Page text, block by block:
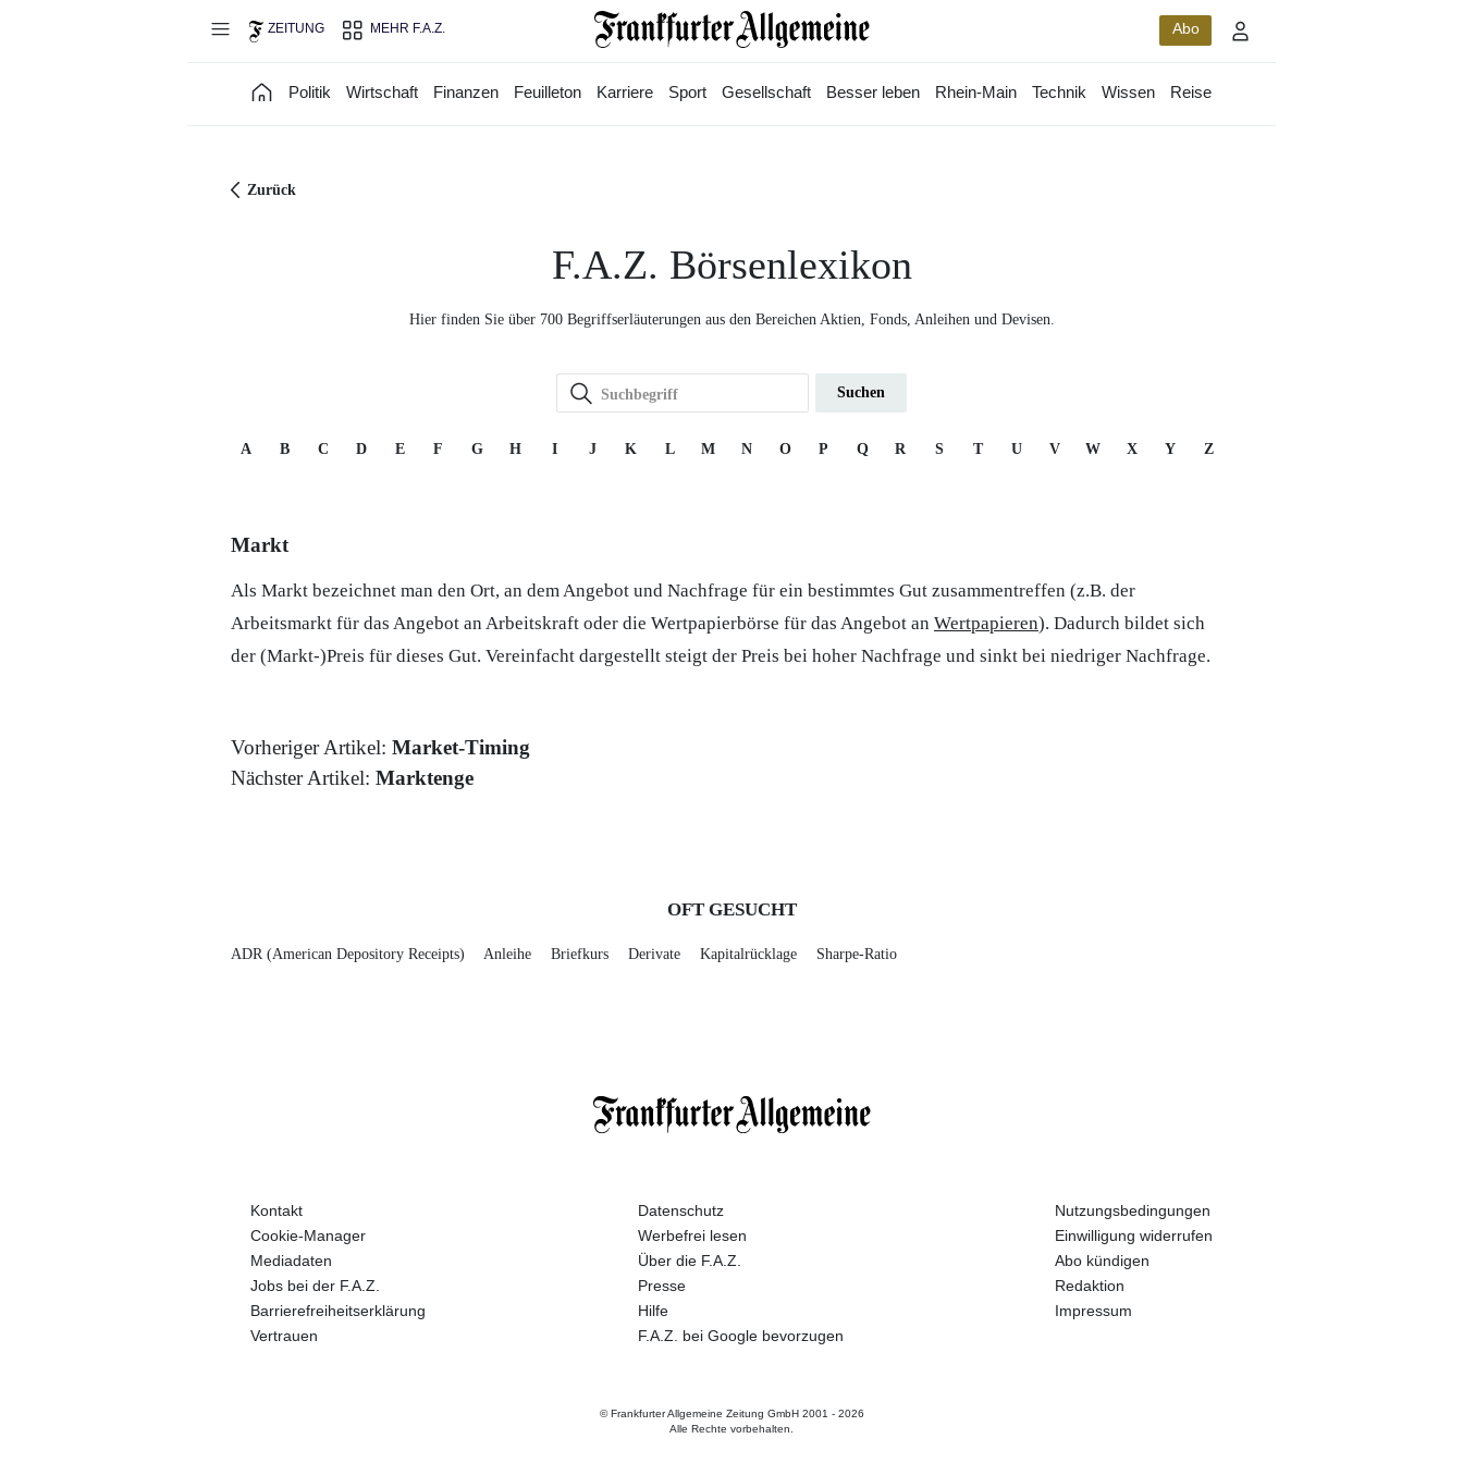
ZEITUNG MEHR F.A.Z. Abo
Politik Wirtschaft Finanzen Feuilleton Karriere Sport Gesellschaft Besser leben Rhein-Main Technik Wissen Reise
Zurück
F.A.Z. Börsenlexikon
Hier finden Sie über 700 Begriffserläuterungen aus den Bereichen Aktien, Fonds, Anleihen und Devisen.
Suchen
A B C D E F G H I J K L M N O P Q R S T U V W X Y Z
Markt
Als Markt bezeichnet man den Ort, an dem Angebot und Nachfrage für ein bestimmtes Gut zusammentreffen (z.B. der
Arbeitsmarkt für das Angebot an Arbeitskraft oder die Wertpapierbörse für das Angebot an Wertpapieren). Dadurch bildet sich
der (Markt-)Preis für dieses Gut. Vereinfacht dargestellt steigt der Preis bei hoher Nachfrage und sinkt bei niedriger Nachfrage.
Vorheriger Artikel: Market-Timing
Nächster Artikel: Marktenge
OFT GESUCHT
ADR (American Depository Receipts) Anleihe Briefkurs Derivate Kapitalrücklage Sharpe-Ratio
Kontakt Datenschutz
Nutzungsbedingungen
Cookie-Manager
Werbefrei lesen
Einwilligung widerrufen
Mediadaten
Über die F.A.Z.
Abo kündigen
Jobs bei der F.A.Z.
Presse
Redaktion
Barrierefreiheitserklärung
Hilfe
Impressum
Vertrauen
F.A.Z. bei Google bevorzugen
© Frankfurter Allgemeine Zeitung GmbH 2001 - 2026
Alle Rechte vorbehalten.